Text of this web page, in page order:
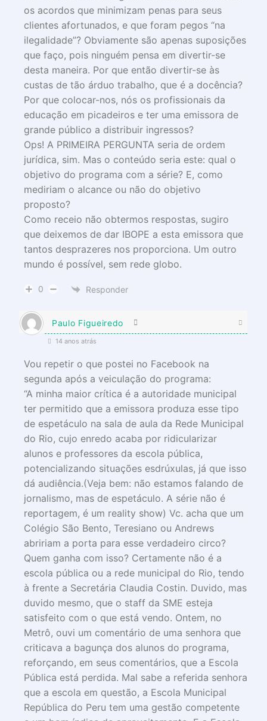
os acordos que minimizam penas para seus
clientes afortunados, e que foram pegos “na
ilegalidade”? Obviamente são apenas suposições
que faço, pois ninguém pensa em divertir-se
desta maneira. Por que então divertir-se às
custas de tão árduo trabalho, que é a docência?
Por que colocar-nos, nós os profissionais da
educação em picadeiros e ter uma emissora de
grande público a distribuir ingressos?
Ops! A PRIMEIRA PERGUNTA seria de ordem
jurídica, sim. Mas o conteúdo seria este: qual o
objetivo do programa com a série? E, como
mediriam o alcance ou não do objetivo
proposto?
Como receio não obtermos respostas, sugiro
que deixemos de dar IBOPE a esta emissora que
tantos desprazeres nos proporciona. Um outro
mundo é possível, sem rede globo.
0 Responder
Paulo Figueiredo
14 anos atrás
Vou repetir o que postei no Facebook na
segunda após a veiculação do programa:
“A minha maior crítica é a autoridade municipal
ter permitido que a emissora produza esse tipo
de espetáculo na sala de aula da Rede Municipal
do Rio, cujo enredo acaba por ridicularizar
alunos e professores da escola pública,
potencializando situações esdrúxulas, já que isso
dá audiência.(Veja bem: não estamos falando de
jornalismo, mas de espetáculo. A série não é
reportagem, é um reality show) Vc. acha que um
Colégio São Bento, Teresiano ou Andrews
abririam a porta para esse verdadeiro circo?
Quem ganha com isso? Certamente não é a
escola pública ou a rede municipal do Rio, tendo
à frente a Secretária Claudia Costin. Duvido, mas
duvido mesmo, que o staff da SME esteja
satisfeito com o que está vendo. Ontem, no
Metrô, ouvi um comentário de uma senhora que
criticava a bagunça dos alunos do programa,
reforçando, em seus comentários, que a Escola
Pública está perdida. Mal sabe a referida senhora
que a escola em questão, a Escola Municipal
República do Peru tem uma gestão competente